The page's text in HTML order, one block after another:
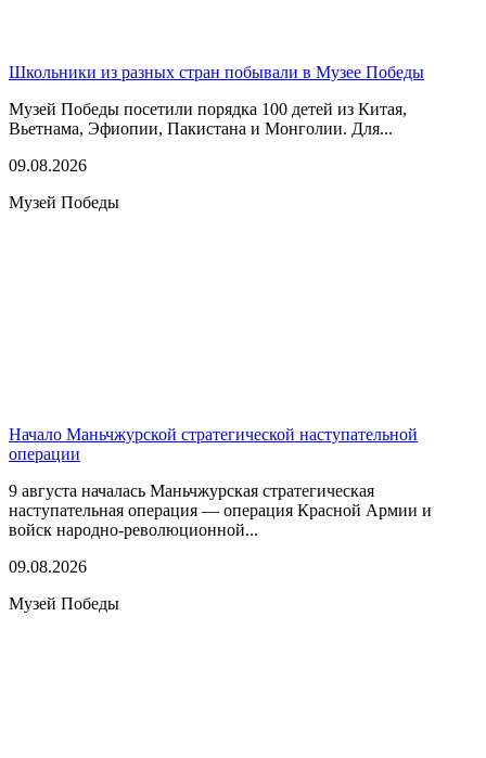
Школьники из разных стран побывали в Музее Победы
Музей Победы посетили порядка 100 детей из Китая,
Вьетнама, Эфиопии, Пакистана и Монголии. Для...
09.08.2026
Музей Победы
Начало Маньчжурской стратегической наступательной
операции
9 августа началась Маньчжурская стратегическая
наступательная операция — операция Красной Армии и
войск народно-революционной...
09.08.2026
Музей Победы